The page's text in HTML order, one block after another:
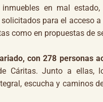
en mal estado,
para el acceso
como en propuestas de
con 278 personas
Cáritas. Junto a ellas,
escucha y caminos